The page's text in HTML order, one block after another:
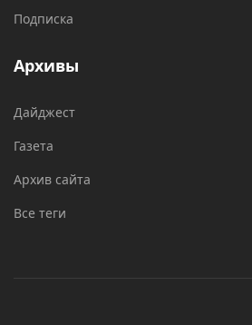
Подписка
Архивы
Дайджест
Газета
Архив сайта
Все теги